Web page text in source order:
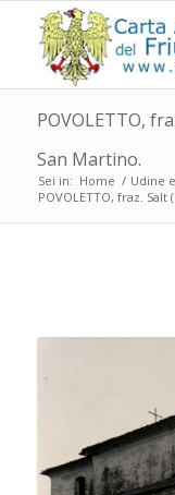
POVOLETTO,
San Martino.
Sei in: Home / Udine
POVOLETTO, fraz.